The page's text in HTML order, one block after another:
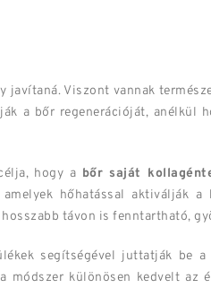
Viszont vannak
a bőr regenerációját, anélkül
hogy a bőr saját
hőhatással aktiválják
távon is fenntartható,
segítségével juttatják be
különösen kedvelt az